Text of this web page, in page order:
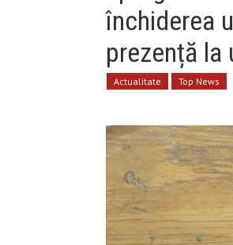
închiderea
prezență la
Actualitate Top News